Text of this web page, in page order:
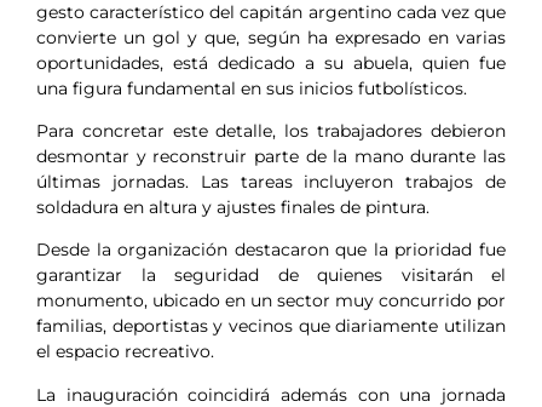
gesto característico del capitán argentino cada vez que
convierte un gol y que, según ha expresado en varias
oportunidades, está dedicado a su abuela, quien fue
una figura fundamental en sus inicios futbolísticos.
Para concretar este detalle, los trabajadores debieron
desmontar y reconstruir parte de la mano durante las
últimas jornadas. Las tareas incluyeron trabajos de
soldadura en altura y ajustes finales de pintura.
Desde la organización destacaron que la prioridad fue
garantizar la seguridad de quienes visitarán el
monumento, ubicado en un sector muy concurrido por
familias, deportistas y vecinos que diariamente utilizan
el espacio recreativo.
La inauguración coincidirá además con una jornada